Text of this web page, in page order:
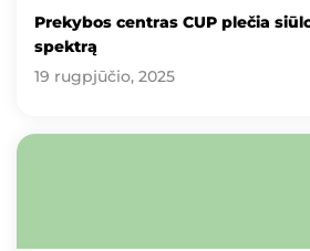
Prekybos centras CUP plečia
spektrą
19 rugpjūčio, 2025